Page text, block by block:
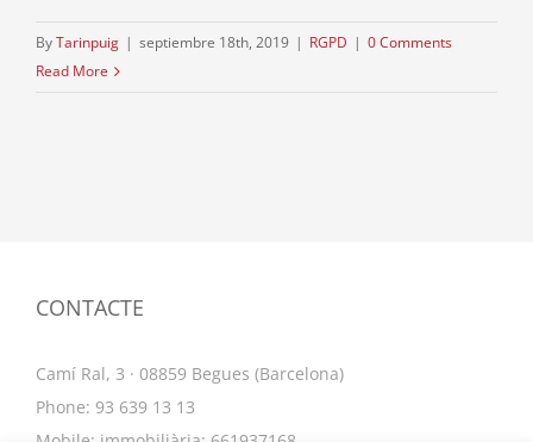
ByTarinpuig | septiembre 18th, 2019 | RGPD | 0 Comments
Read More
CONTACTE
Camí Ral, 3 · 08859 Begues (Barcelona)
Phone: 93 639 13 13